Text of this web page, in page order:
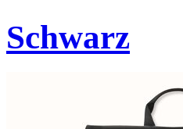
Schwarz